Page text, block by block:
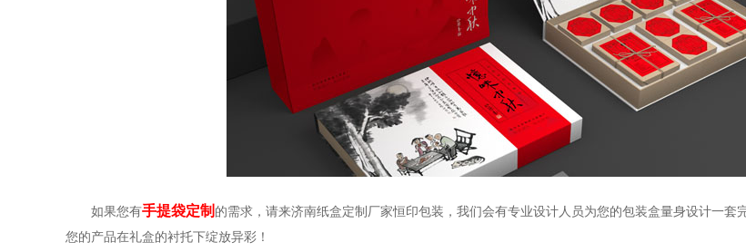
如果您有手提袋定制的需求，请来济南纸盒定制厂家恒印包装，我们会有专业设计人员为您的包装盒量身设计一套
您的产品在礼盒的衬托下绽放异彩！